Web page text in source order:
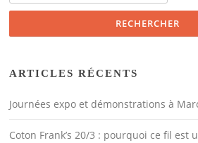
ARTICLES RÉCENTS
Journées expo et démonstrations à
Coton Frank’s 20/3 : pourquoi ce fil est